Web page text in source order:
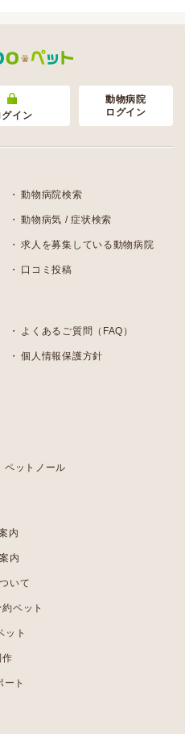
グイン
動物病院
ログイン
動物病院検索
動物病気 / 症状検索
求人を募集している動物病院
口コミ投稿
よくあるご質問（FAQ）
個人情報保護方針
ペットノール
内
内
いて
ペット
ット
作
ト